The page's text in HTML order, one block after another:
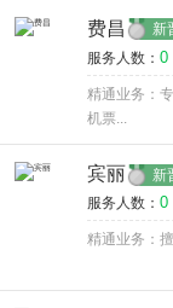
费昌 新
服务人数： 0
精通业务：
机票...
宾丽 新
服务人数： 0
精通业务：